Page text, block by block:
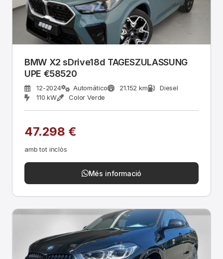
BMW X2 sDrive18d TAGESZULASSUNG
UPE €58520
12-2024 Automático 21.152 km
Diesel
110 kW
Color Verde
47.298 €
amb tot inclòs
Més informació